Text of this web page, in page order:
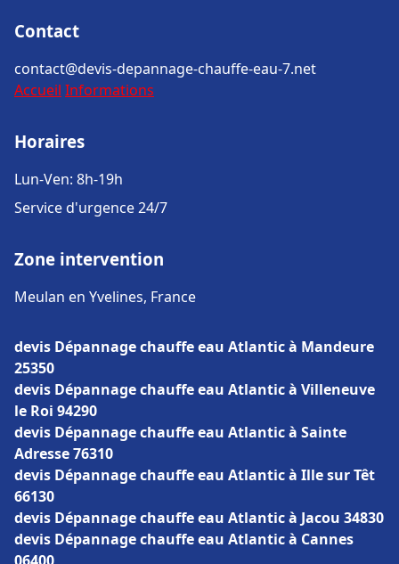
Contact
contact@devis-depannage-chauffe-eau-7.net
Accueil Informations
Horaires
Lun-Ven: 8h-19h
Service d'urgence 24/7
Zone intervention
Meulan en Yvelines, France
devis Dépannage chauffe eau Atlantic à Mandeure
25350
devis Dépannage chauffe eau Atlantic à Villeneuve
le Roi 94290
devis Dépannage chauffe eau Atlantic à Sainte
Adresse 76310
devis Dépannage chauffe eau Atlantic à Ille sur Têt
66130
devis Dépannage chauffe eau Atlantic à Jacou 34830
devis Dépannage chauffe eau Atlantic à Cannes